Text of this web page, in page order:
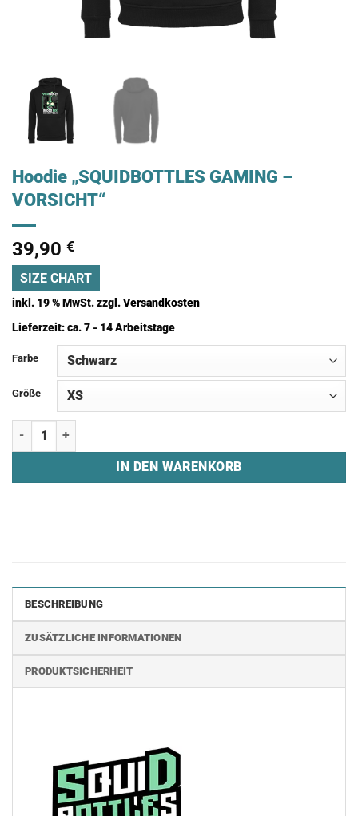
Hoodie „SQUIDBOTTLES GAMING –
VORSICHT“
39,90 €
SIZE CHART
inkl. 19 % MwSt.zzgl.Versandkosten
Lieferzeit:ca. 7 - 14 Arbeitstage
Farbe
Größe
Hoodie "SQUIDBOTTLES GAMING - VORSICHT" Menge
IN DEN WARENKORB
BESCHREIBUNG
ZUSÄTZLICHE INFORMATIONEN
PRODUKTSICHERHEIT